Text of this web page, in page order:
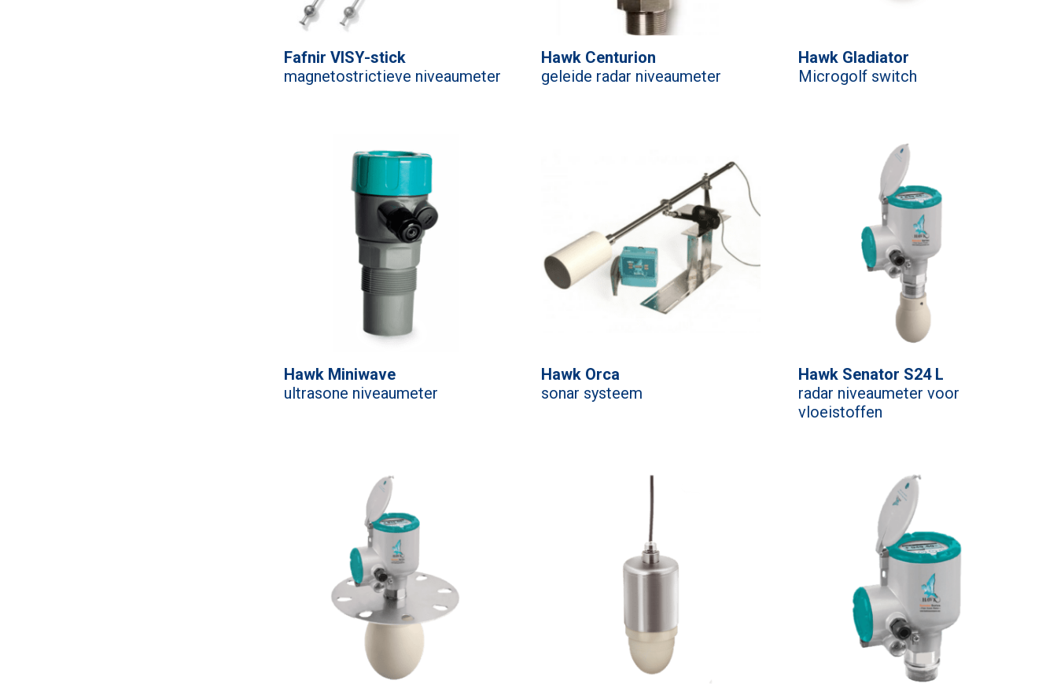
Fafnir VISY-stick
magnetostrictieve niveaumeter
Hawk Centurion
geleide radar niveaumeter
Hawk Gladiator
Microgolf switch
Hawk Miniwave
ultrasone niveaumeter
Hawk Orca
sonar systeem
Hawk Senator S24 L
radar niveaumeter voor
vloeistoffen